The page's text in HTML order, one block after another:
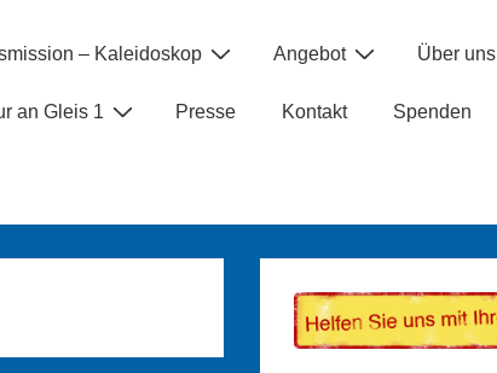
– Kaleidoskop Angebot Über uns
an Gleis 1 Presse Kontakt Spenden